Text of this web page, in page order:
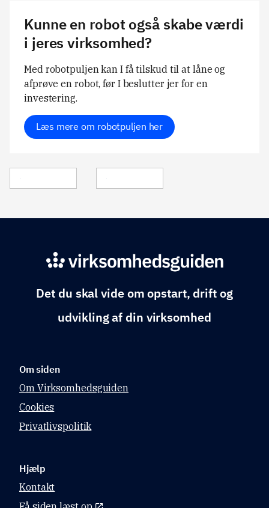
Kunne en robot også skabe værdi
i jeres virksomhed?
Med robotpuljen kan I få tilskud til at låne og
afprøve en robot, før I beslutter jer for en
investering.
Læs mere om robotpuljen her
Det du skal vide om opstart, drift og
udvikling af din virksomhed
Om siden
Om Virksomhedsguiden
Cookies
Privatlivspolitik
Hjælp
Kontakt